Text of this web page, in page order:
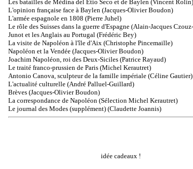
Les batailles de Médina del Etio Seco et de Baylen (Vincent Rolin)
L'opinion française face à Baylen (Jacques-Olivier Boudon)
L'armée espagnole en 1808 (Pierre Juhel)
Le rôle des Suisses dans la guerre d'Espagne (Alain-Jacques
Junot et les Anglais au Portugal (Frédéric Bey)
La visite de Napoléon à l'île d'Aix (Christophe Pincemaille)
Napoléon et la Vendée (Jacques-Olivier Boudon)
Joachim Napoléon, roi des Deux-Siciles (Patrice Rayaud)
Le traité franco-prussien de Paris (Michel Kerautret)
Antonio Canova, sculpteur de la famille impériale (Céline Gautier)
L'actualité culturelle (André Palluel-Guillard)
Brèves (Jacques-Olivier Boudon)
La correspondance de Napoléon (Sélection Michel Kerautret)
Le journal des Modes (supplément) (Claudette Joannis)
idée cadeaux !